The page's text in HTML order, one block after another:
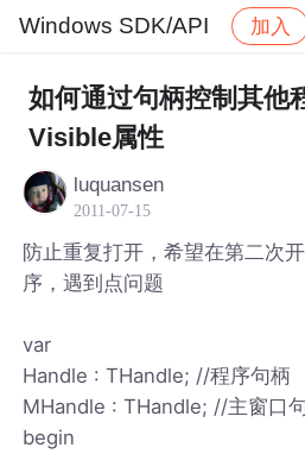
Windows SDK/API 加入
社区 Windows SDK/API
如何通过句柄控制其他
Visible属性
luquansen
2011-07-15
防止重复打开，希望在第二次
序，遇到点问题
var
Handle : THandle; //程序句柄
MHandle : THandle; //主窗口
begin